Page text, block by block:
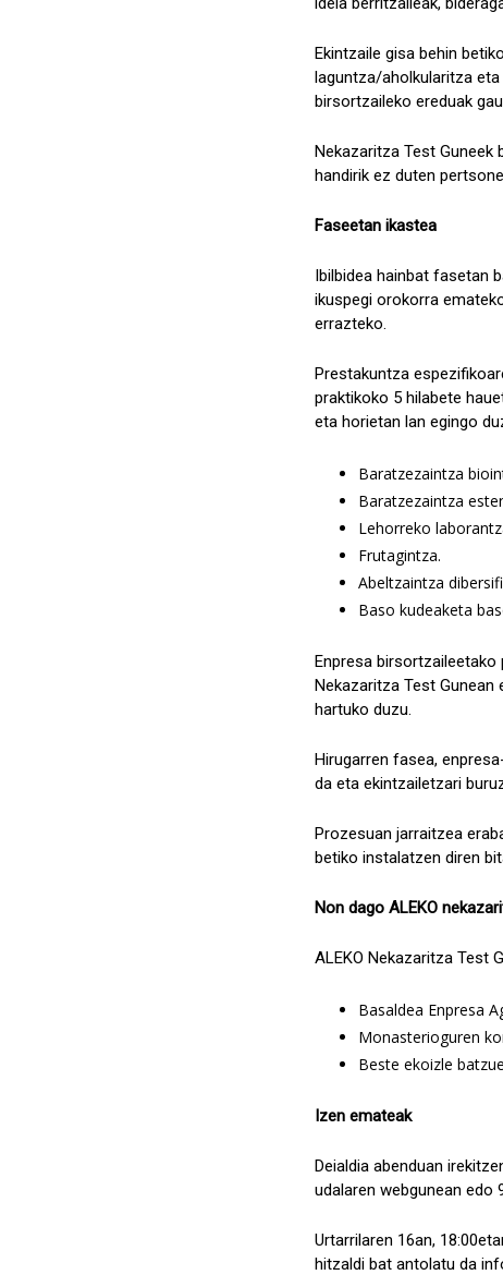
Ekintzaile gisa behin
laguntza/aholkularitza
birsortzaileko ereduak
Nekazaritza Test Guneek
handirik ez duten
Faseetan ikastea
Ibilbidea hainbat fasetan
ikuspegi orokorra
errazteko.
Prestakuntza
praktikoko 5 hilabete
eta horietan lan egingo
Baratzezaintza
Baratzezaintza
Lehorreko
Frutagintza.
Abeltzaintza
Baso kudeaketa
Enpresa birsortzaileetako
Nekazaritza Test
hartuko duzu.
Hirugarren fasea,
da eta ekintzailetzari
Prozesuan jarraitzea
betiko instalatzen diren
Non dago ALEKO
ALEKO Nekazaritza Test
Basaldea Enpresa
Monasterioguren
Beste ekoizle
Izen emateak
Deialdia abenduan
udalaren webgunean edo
Urtarrilaren 16an,
hitzaldi bat antolatu da